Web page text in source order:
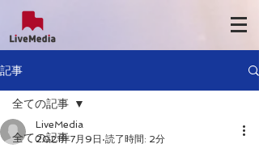
記事
全ての記事
全ての記事
LiveMedia
2021年7月9日 読了時間: 2分